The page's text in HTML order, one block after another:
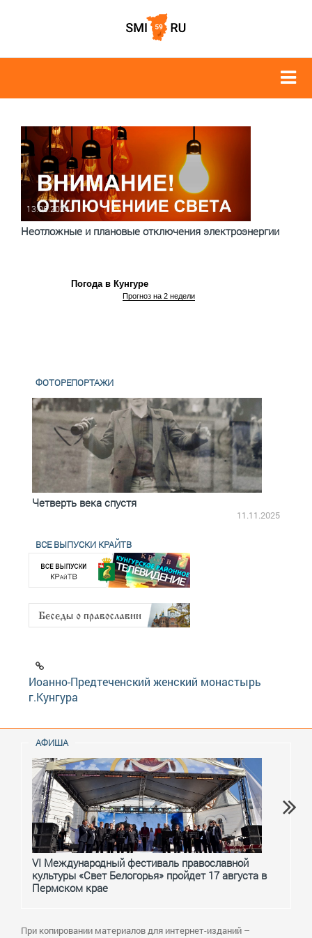
13.06.2024
Неотложные и плановые отключения электроэнергии
Погода в Кунгуре
Прогноз на 2 недели
ФОТОРЕПОРТАЖИ
Четверть века спустя
11.11.2025
ВСЕ ВЫПУСКИ КРАЙТВ
Иоанно-Предтеченский женский монастырь
г.Кунгура
АФИША
VI Международный фестиваль православной
культуры «Свет Белогорья» пройдет 17 августа в
Пермском крае
При копировании материалов для интернет-изданий –